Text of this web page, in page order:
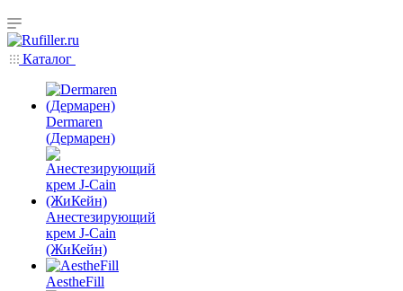
Каталог
Dermaren
(Дермарен)
Анестезирующий
крем J-Cain
(ЖиКейн)
AestheFill